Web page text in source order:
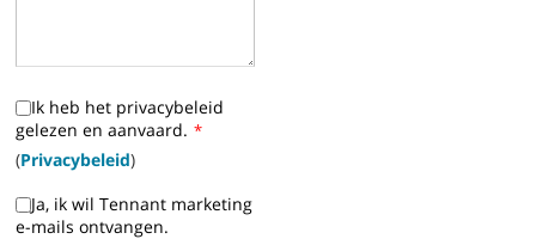
Ik heb het privacybeleid
gelezen en aanvaard. *
(Privacybeleid)
Ja, ik wil Tennant marketing
e-mails ontvangen.